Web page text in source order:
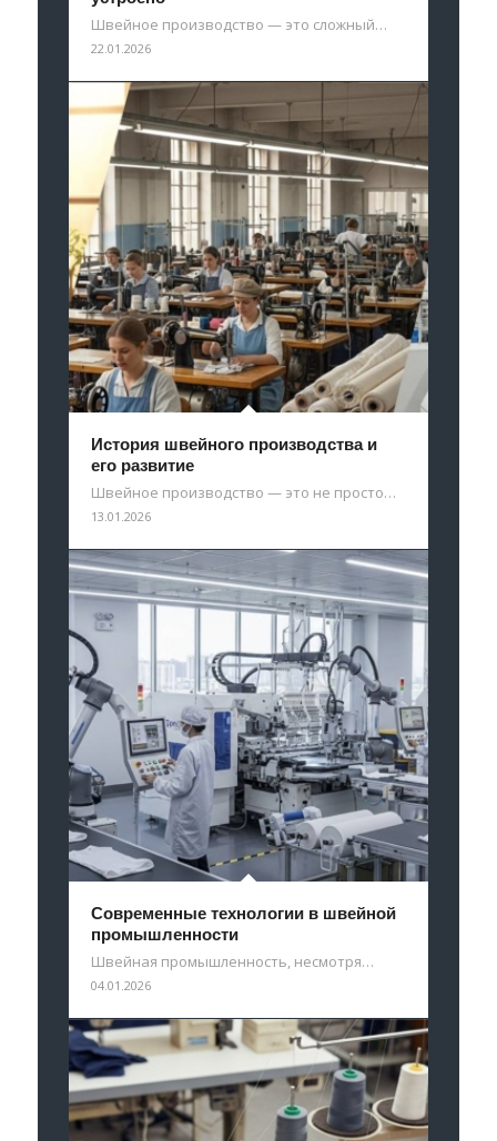
Швейное производство — это сложный…
22.01.2026
История швейного производства и
его развитие
Швейное производство — это не просто…
13.01.2026
Современные технологии в швейной
промышленности
Швейная промышленность, несмотря…
04.01.2026